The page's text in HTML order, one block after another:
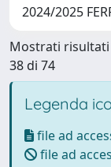
2024/2025
Mostrati risultati
38 di 74
Legenda
file ad
file ad